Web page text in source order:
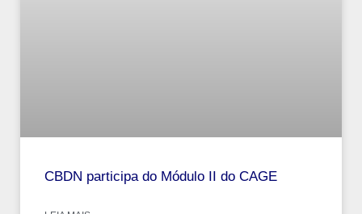
CBDN participa do Módulo II do CAGE